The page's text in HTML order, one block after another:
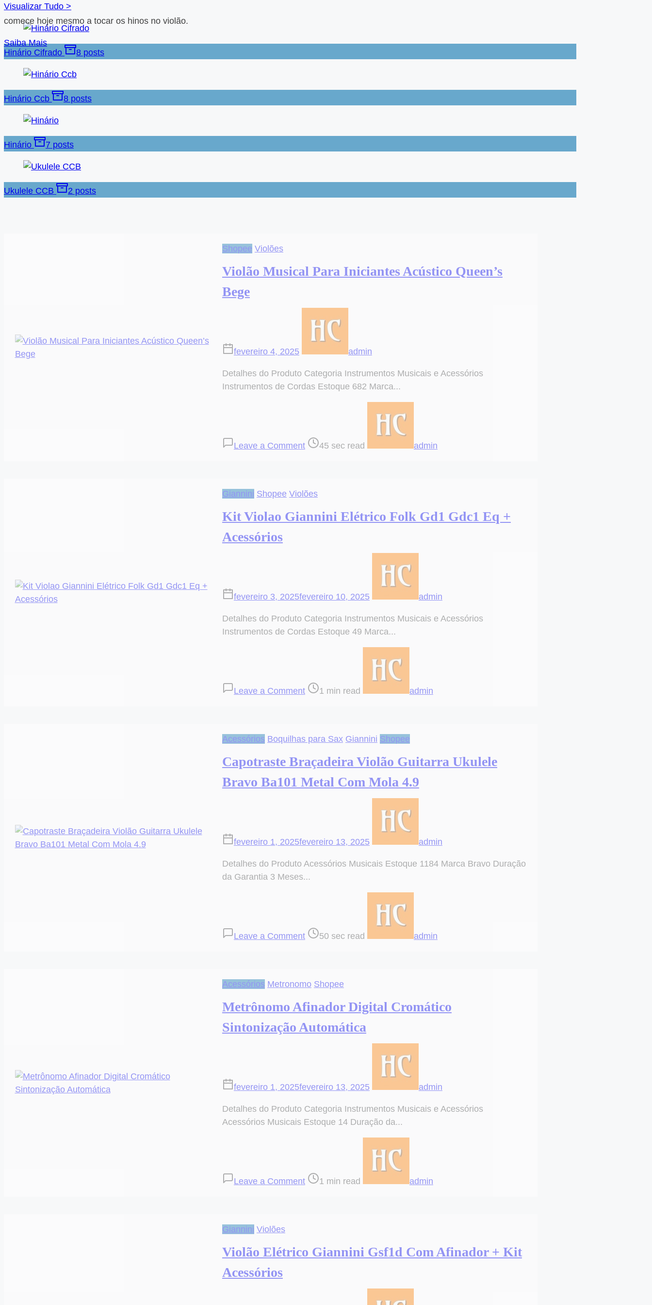
comece hoje mesmo a tocar os hinos no violão.
Saiba Mais
Visualizar Tudo >
Hinário Cifrado 8 posts
Hinário Ccb 8 posts
Hinário 7 posts
Ukulele CCB 2 posts
Shopee Violões
Violão Musical Para Iniciantes Acústico Queen’s
Bege
fevereiro 4, 2025 admin
Detalhes do Produto Categoria Instrumentos Musicais e Acessórios
Instrumentos de Cordas Estoque 682 Marca...
Leave a CommentPara
Bege
45 sec read
admin
Giannini Shopee Violões
Kit Violao Giannini Elétrico Folk Gd1 Gdc1 Eq +
Acessórios
fevereiro 3, 2025fevereiro 10, 2025 admin
Detalhes do Produto Categoria Instrumentos Musicais e Acessórios
Instrumentos de Cordas Estoque 49 Marca...
Leave a CommentGiannini
Gdc1
Eq
+
Acessórios
1 min read
admin
Acessórios Boquilhas para Sax Giannini Shopee
Capotraste Braçadeira Violão Guitarra Ukulele
Bravo Ba101 Metal Com Mola 4.9
fevereiro 1, 2025fevereiro 13, 2025 admin
Detalhes do Produto Acessórios Musicais Estoque 1184 Marca Bravo Duração
da Garantia 3 Meses...
Leave a CommentViolão
Ba101
Metal
Com
Mola
50 sec read
admin
Acessórios Metronomo Shopee
Metrônomo Afinador Digital Cromático
Sintonização Automática
fevereiro 1, 2025fevereiro 13, 2025 admin
Detalhes do Produto Categoria Instrumentos Musicais e Acessórios
Acessórios Musicais Estoque 14 Duração da...
Leave a CommentDigital1 min read
admin
Giannini Violões
Violão Elétrico Giannini Gsf1d Com Afinador + Kit
Acessórios